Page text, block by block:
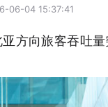
06-04 15:37:41
方向旅客吞吐